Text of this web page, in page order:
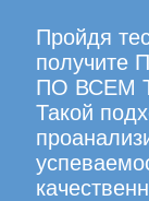
Пройдя
ПО ВСЕМ
Такой